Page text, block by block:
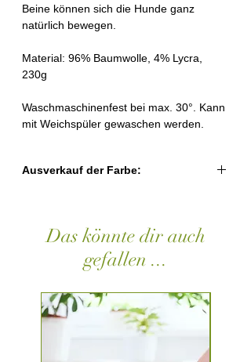
Beine können sich die Hunde ganz
natürlich bewegen.
Material: 96% Baumwolle, 4% Lycra,
230g
Waschmaschinenfest bei max. 30°. Kann
mit Weichspüler gewaschen werden.
Ausverkauf der Farbe:
kannst. Leider werden die Baumwoll
Shirts in Rosé nicht mehr hergestellt.
Das könnte dir auch
gefallen ...